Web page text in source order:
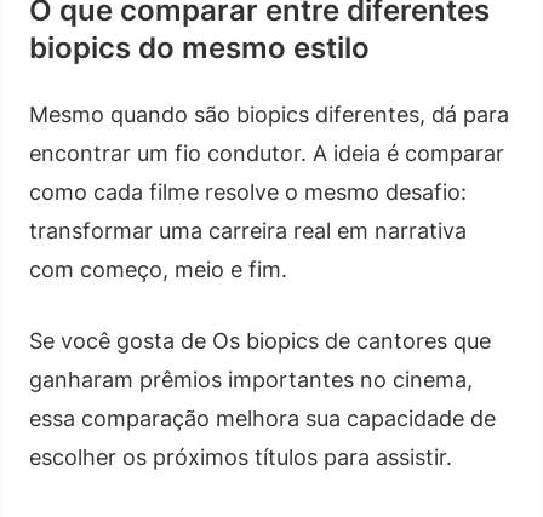
O que comparar entre diferentes
biopics do mesmo estilo
Mesmo quando são biopics diferentes, dá para
encontrar um fio condutor. A ideia é comparar
como cada filme resolve o mesmo desafio:
transformar uma carreira real em narrativa
com começo, meio e fim.
Se você gosta de Os biopics de cantores que
ganharam prêmios importantes no cinema,
essa comparação melhora sua capacidade de
escolher os próximos títulos para assistir.